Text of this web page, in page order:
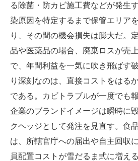
る除菌・防カビ施工費などが発生
染原因を特定するまで保管エリア
り、その間の機会損失は膨大だ。
品や医薬品の場合、廃棄ロスが売
で、年間利益を一気に吹き飛ばす
り深刻なのは、直接コストをはる
である。カビトラブルが一度でも
企業のブランドイメージは瞬時に
クヘッジとして発注を見直す。食
は、所轄官庁への届出や自主回収
員配置コストが雪だるま式に増え